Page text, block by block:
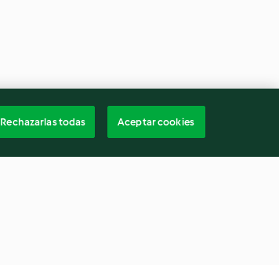
Rechazarlas todas Aceptar cookies